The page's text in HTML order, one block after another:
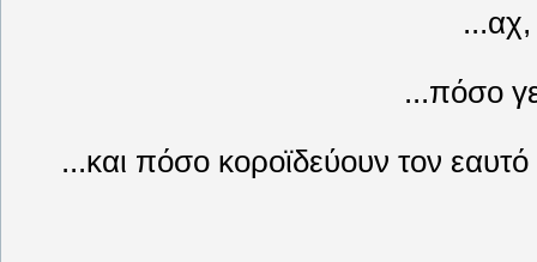
...πόσο
...και πόσο κοροϊδεύουν τον